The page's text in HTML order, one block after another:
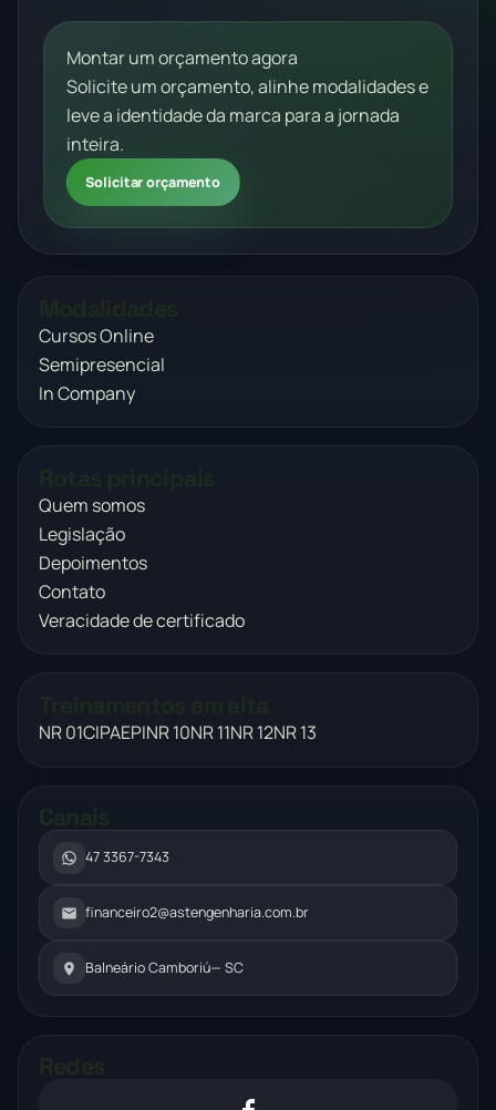
Montar um orçamento agora
Solicite um orçamento, alinhe modalidades e
leve a identidade da marca para a jornada
inteira.
Solicitar orçamento
Cursos Online
Semipresencial
In Company
Quem somos
Legislação
Depoimentos
Contato
Veracidade de certificado
NR 01CIPAEPINR 10NR 11NR 12NR 13
47 3367-7343
financeiro2@astengenharia.com.br
Balneário Camboriú— SC